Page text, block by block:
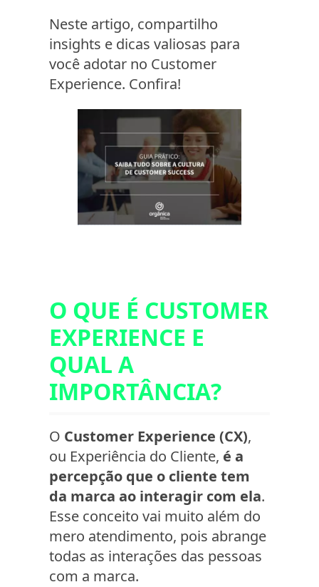
Neste artigo, compartilho
insights e dicas valiosas para
você adotar no Customer
Experience. Confira!
O QUE É CUSTOMER
EXPERIENCE E
QUAL A
IMPORTÂNCIA?
O Customer Experience (CX),
ou Experiência do Cliente, é a
percepção que o cliente tem
da marca ao interagir com ela.
Esse conceito vai muito além do
mero atendimento, pois abrange
todas as interações das pessoas
com a marca.